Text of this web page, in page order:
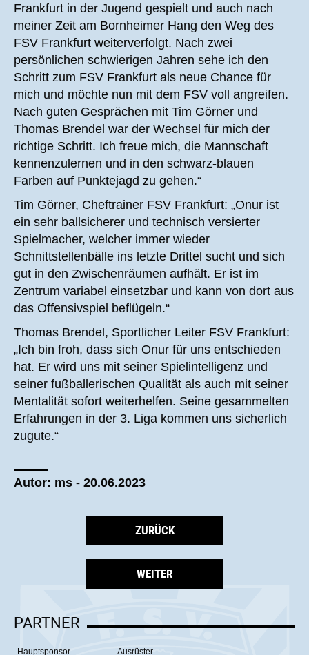
Frankfurt in der Jugend gespielt und auch nach
meiner Zeit am Bornheimer Hang den Weg des
FSV Frankfurt weiterverfolgt. Nach zwei
persönlichen schwierigen Jahren sehe ich den
Schritt zum FSV Frankfurt als neue Chance für
mich und möchte nun mit dem FSV voll angreifen.
Nach guten Gesprächen mit Tim Görner und
Thomas Brendel war der Wechsel für mich der
richtige Schritt. Ich freue mich, die Mannschaft
kennenzulernen und in den schwarz-blauen
Farben auf Punktejagd zu gehen.“
Tim Görner, Cheftrainer FSV Frankfurt: „Onur ist
ein sehr ballsicherer und technisch versierter
Spielmacher, welcher immer wieder
Schnittstellenbälle ins letzte Drittel sucht und sich
gut in den Zwischenräumen aufhält. Er ist im
Zentrum variabel einsetzbar und kann von dort aus
das Offensivspiel beflügeln.“
Thomas Brendel, Sportlicher Leiter FSV Frankfurt:
„Ich bin froh, dass sich Onur für uns entschieden
hat. Er wird uns mit seiner Spielintelligenz und
seiner fußballerischen Qualität als auch mit seiner
Mentalität sofort weiterhelfen. Seine gesammelten
Erfahrungen in der 3. Liga kommen uns sicherlich
zugute.“
Autor: ms - 20.06.2023
ZURÜCK
WEITER
PARTNER
Hauptsponsor Ausrüster